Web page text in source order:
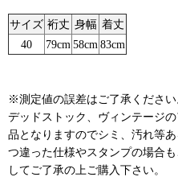
サイズ 裄丈 身幅 着丈
40
79cm 58cm 83cm
※測定値の誤差はご了承ください
デッドストック、ヴィンテージ
品となりますのでシミ、汚れ等
つ違った仕様やスタンプの場合
してご了承の上ご購入下さい。